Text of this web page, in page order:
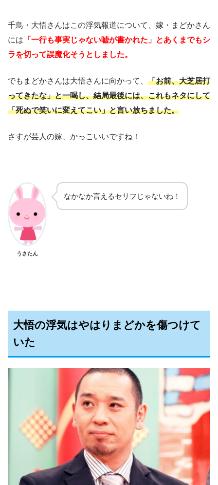
千鳥・大悟さんはこの浮気報道について、嫁・まどかさん
には 「一行も事実じゃない嘘が書かれた」とあくまでもシ
ラを切って誤魔化そうとしました。
でもまどかさんは大悟さんに向かって、 「お前、大芝居打
ってきたな」と一喝し、結局最後には、これもネタにして
「死ぬで笑いに変えてこい」と言い放ちました。
さすが芸人の嫁、かっこいいですね！
うさたん
なかなか言えるセリフじゃないね！
大悟の浮気はやはりまどかを傷つけて
いた